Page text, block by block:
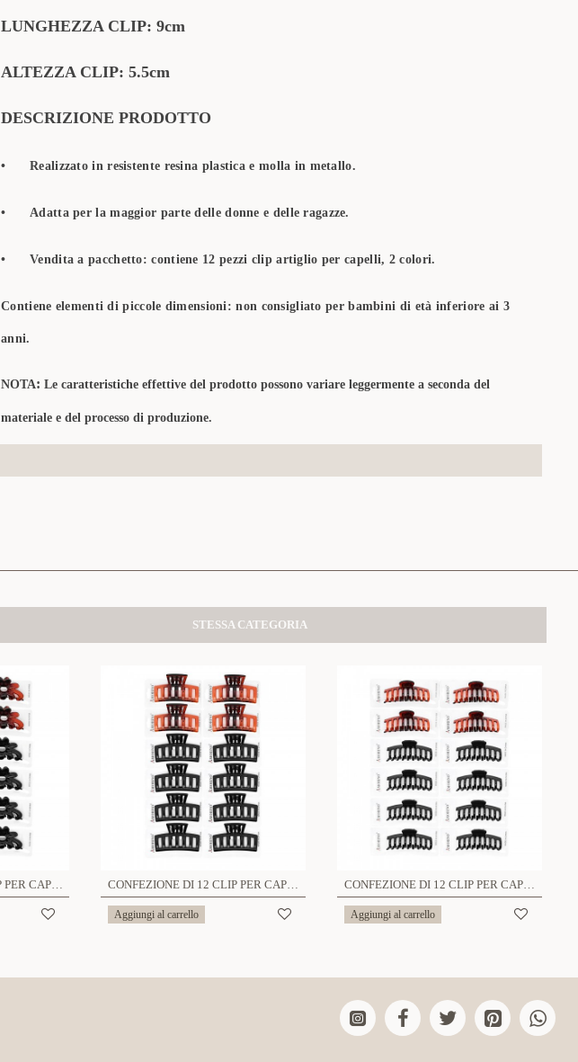
LUNGHEZZA CLIP: 9cm
ALTEZZA CLIP: 5.5cm
DESCRIZIONE PRODOTTO
• Realizzato in resistente resina plastica e molla in metallo.
• Adatta per la maggior parte delle donne e delle ragazze.
• Vendita a pacchetto: contiene 12 pezzi clip artiglio per capelli, 2 colori.
Contiene elementi di piccole dimensioni: non consigliato per bambini di età inferiore ai 3
anni.
NOTA: Le caratteristiche effettive del prodotto possono variare leggermente a seconda del
materiale e del processo di produzione.
STESSA CATEGORIA
CONFEZIONE DI 12 CLIP PER CAPELLI - YN2288D443 CONFEZIONE DI 12 CLIP PER CAPELLI - YN2288D442
Aggiungi al carrello
CONFEZIONE DI 12 CLIP PER CAPELLI - YN2288D445
Aggiungi al carrello